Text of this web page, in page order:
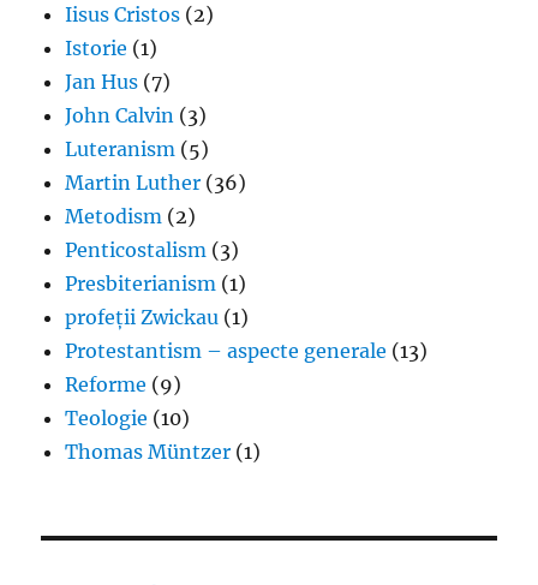
Iisus Cristos (2)
Istorie (1)
Jan Hus (7)
John Calvin (3)
Luteranism (5)
Martin Luther (36)
Metodism (2)
Penticostalism (3)
Presbiterianism (1)
profeții Zwickau (1)
Protestantism – aspecte generale (13)
Reforme (9)
Teologie (10)
Thomas Müntzer (1)